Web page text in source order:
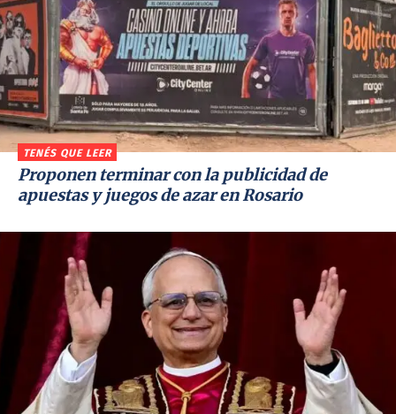
TENÉS QUE LEER
Proponen terminar con la publicidad de
apuestas y juegos de azar en Rosario